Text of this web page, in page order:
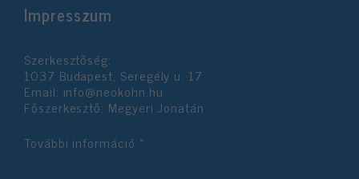
Impresszum
Szerkesztőség:
1037 Budapest, Seregély u. 17.
Email: info@neokohn.hu
Főszerkesztő: Megyeri Jonatán
További információ »